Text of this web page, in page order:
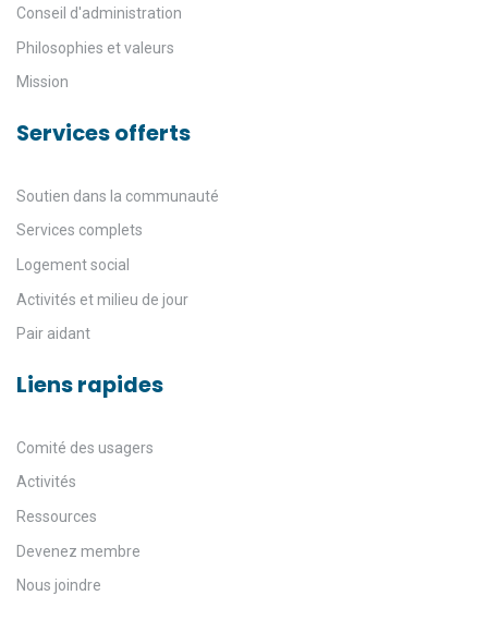
Conseil d'administration
Philosophies et valeurs
Mission
Services offerts
Soutien dans la communauté
Services complets
Logement social
Activités et milieu de jour
Pair aidant
Liens rapides
Comité des usagers
Activités
Ressources
Devenez membre
Nous joindre